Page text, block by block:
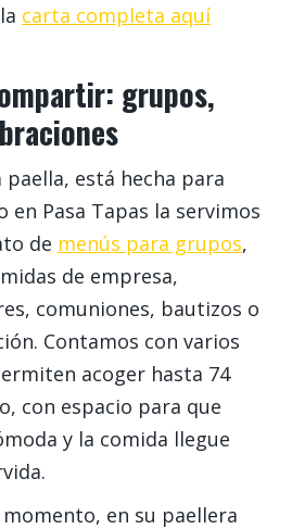
carta completa aquí
grupos,
paella, está hecha para
en Pasa Tapas la servimos
de menús para grupos,
de empresa,
comuniones, bautizos o
Contamos con varios
acoger hasta 74
con espacio para que
y la comida llegue
en su paellera